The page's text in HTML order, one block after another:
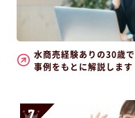
水商売経験ありの30歳
事例をもとに解説します